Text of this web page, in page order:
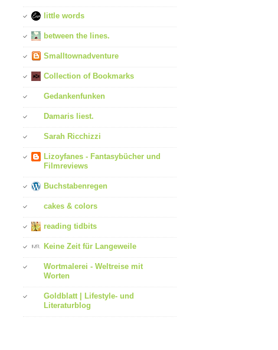
little words
between the lines.
Smalltownadventure
Collection of Bookmarks
Gedankenfunken
Damaris liest.
Sarah Ricchizzi
Lizoyfanes - Fantasybücher und
Filmreviews
Buchstabenregen
cakes & colors
reading tidbits
Keine Zeit für Langeweile
Wortmalerei - Weltreise mit
Worten
Goldblatt | Lifestyle- und
Literaturblog